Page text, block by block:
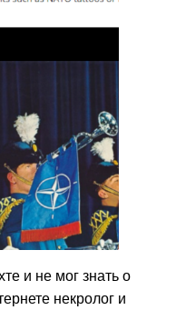
и не мог знать о
некролог и